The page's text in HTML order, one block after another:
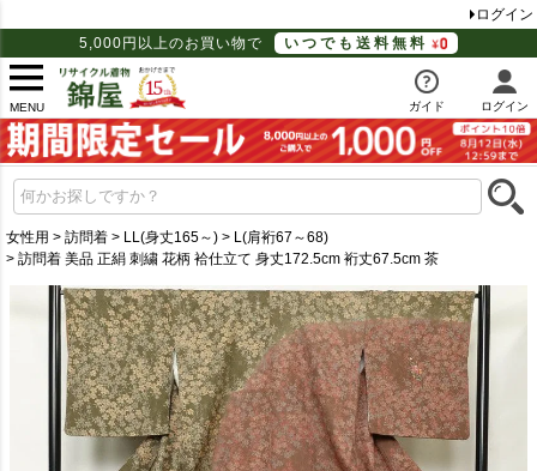
ログイン
5,000円以上のお買い物で
いつでも送料無料
MENU ガイド ログイン
女性用 訪問着 LL(身丈165～)
L(肩裄67～68)
訪問着 美品 正絹 刺繍 花柄 袷仕立て 身丈172.5cm 裄丈67.5cm 茶